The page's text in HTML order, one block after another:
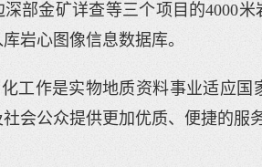
深部金矿详查等三个项目的4000
岩心图像信息数据库。
工作是实物地质资料事业适应
会公众提供更加优质、便捷的服务